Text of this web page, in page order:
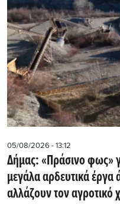
05/08/2026 - 13:12
Δήμας: «Πράσινο φως»
μεγάλα αρδευτικά
αλλάζουν τον αγροτικό